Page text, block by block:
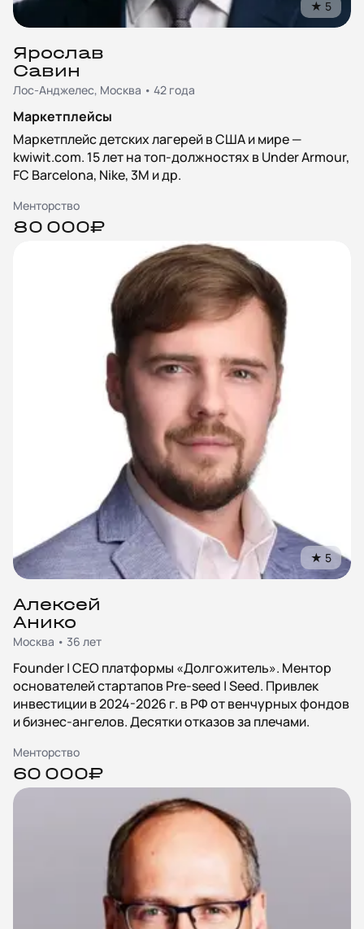
★ 5
Ярослав
Савин
Лос-Анджелес, Москва • 42 года
Маркетплейсы
Маркетплейс детских лагерей в США и мире —
kwiwit.com. 15 лет на топ-должностях в Under Armour,
FC Barcelona, Nike, 3M и др.
Менторство
80 000₽
★ 5
Алексей
Анико
Москва • 36 лет
Founder | CEO платформы «Долгожитель». Ментор
основателей стартапов Pre-seed | Seed. Привлек
инвестиции в 2024-2026 г. в РФ от венчурных фондов
и бизнес-ангелов. Десятки отказов за плечами.
Менторство
60 000₽